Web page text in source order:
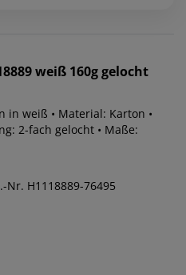
weiß 160g gelocht
in weiß • Material: Karton •
2-fach gelocht • Maße:
Nr. H1118889-76495